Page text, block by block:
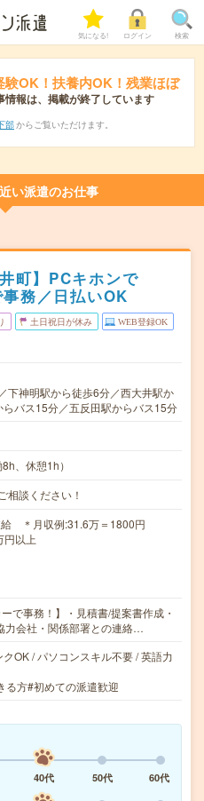
気になる! ログイン 検索
験OK！扶養内OK！残業ほぼ
情報は、掲載が終了しています
部 からご覧いただけます。
い派遣のお仕事
町】PCキホンで
務／日払いOK
土日祝日が休み WEB登録OK
下神明駅から徒歩6分／西大井駅か
バス15分／五反田駅からバス15分
、休憩1h）
談ください！
＊月収例:31.6万＝1800円
以上
で事務！】・見積書/提案書作成・
力会社・関係部署との連絡…
OK / パソコンスキル不要 / 英語力
方#初めての派遣歓迎
40代 50代
60代